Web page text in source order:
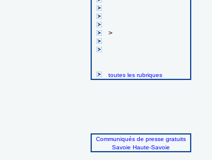
>
toutes les rubriques
Communiqués de presse gratuits
Savoie Haute-Savoie